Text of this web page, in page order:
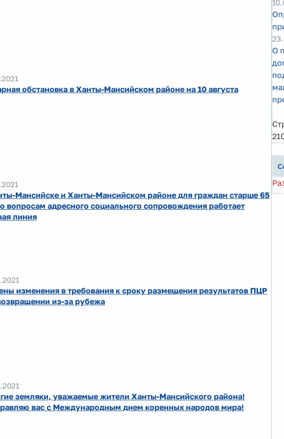
обстановка в Ханты-Мансийском районе на 10 августа
Мансийске и Ханты-Мансийском районе для граждан старше 65
вопросам адресного социального сопровождения работает
линия
изменения в требования к сроку размещения результатов ПЦР
из-за рубежа
земляки, уважаемые жители Ханты-Мансийского района!
вас с Международным днем коренных народов мира!
O